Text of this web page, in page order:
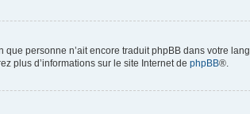
personne n’ait encore traduit phpBB dans votre
plus d’informations sur le site Internet de phpBB®.